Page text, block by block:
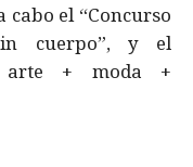
cabo el “Concurso
cuerpo”, y el
arte + moda +